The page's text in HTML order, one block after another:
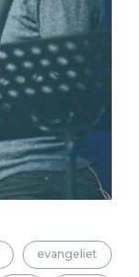
evangeliet